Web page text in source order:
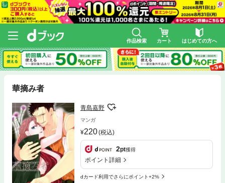
作品検索 カート はじめての方へ
華摘み者
青島嘉野
マンガ
220(税込)
2pt獲得
ポイント詳細
dカード利用でさらにポイント+2%